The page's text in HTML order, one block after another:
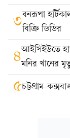
৩বনরূপা
বিক্রি ডিডির
৪আইসিইউতে
মনির খানের
৫চট্টগ্রাম-